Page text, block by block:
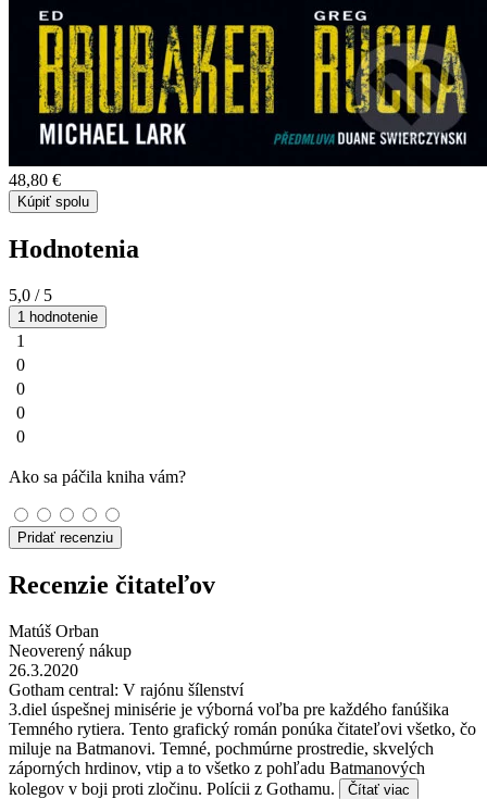
48,80 €
Kúpiť spolu
Hodnotenia
5,0 / 5
1 hodnotenie
1
0
0
0
0
Ako sa páčila kniha vám?
Pridať recenziu
Recenzie čitateľov
Matúš Orban
Neoverený nákup
26.3.2020
Gotham central: V rajónu šílenství
3.diel úspešnej minisérie je výborná voľba pre každého fanúšika
Temného rytiera. Tento grafický román ponúka čitateľovi všetko, čo
miluje na Batmanovi. Temné, pochmúrne prostredie, skvelých
záporných hrdinov, vtip a to všetko z pohľadu Batmanových
kolegov v boji proti zločinu. Polícii z Gothamu.
Čítať viac